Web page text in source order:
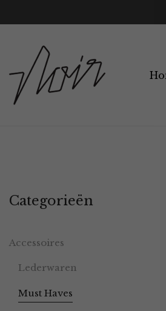
Categorieën
Accessoires
Lederwaren
Must Haves